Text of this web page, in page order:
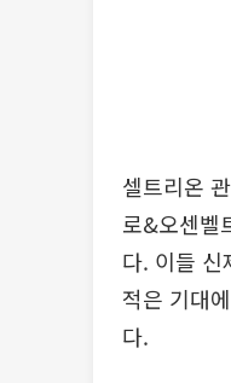
셀트리온
로&오센벨
다. 이들 신
적은 기대
다.